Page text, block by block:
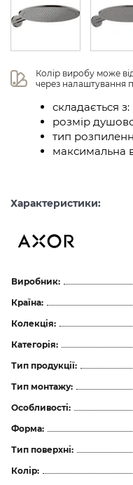
Колір виробу може
через налаштування
складається
розмір
тип
максимальна
Характеристики:
Виробник:
Країна:
Колекція:
Категорія:
Тип продукції:
Тип монтажу:
Особливості:
Форма:
Тип поверхні:
Колір: